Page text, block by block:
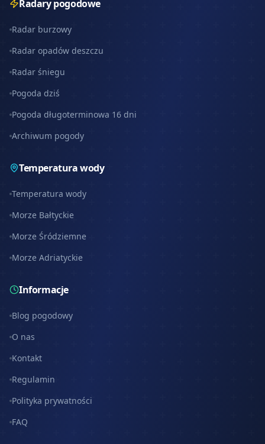
Radary pogodowe
Radar burzowy
Radar opadów deszczu
Radar śniegu
Pogoda dziś
Pogoda długoterminowa 16 dni
Archiwum pogody
Temperatura wody
Temperatura wody
Morze Bałtyckie
Morze Śródziemne
Morze Adriatyckie
Informacje
Blog pogodowy
O nas
Kontakt
Regulamin
Polityka prywatności
FAQ